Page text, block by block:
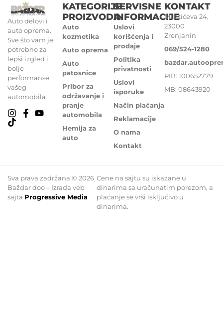
Auto delovi i
auto oprema.
Sve što vam je
potrebno za
lepši izgled i
bolje
performanse
vašeg
automobila
KATEGORIJE
PROIZVODA
Auto
kozmetika
Auto oprema
Auto
patosnice
Pribor za
održavanje i
pranje
automobila
Hemija za
auto
SERVISNE
INFORMACIJE
Uslovi
korišćenja i
prodaje
Politika
privatnosti
Uslovi
isporuke
Način plaćanja
Reklamacije
O nama
Kontakt
KONTAKT
Miletićeva 24,
23000
Zrenjanin
069/524-1280
PIB: 100652779
MB: 08643920
Sva prava zadržana © 2026
Baždar doo – Izrada veb
sajta Progressive Media
Cene na sajtu su iskazane u
dinarima sa uračunatim porezom, a
plaćanje se vrši isključivo u
dinarima.